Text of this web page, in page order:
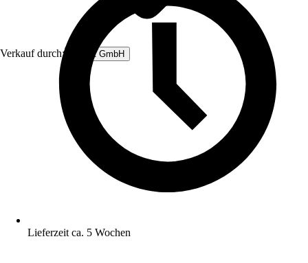
Verkauf durch: Rubart GmbH
Lieferzeit ca. 5 Wochen